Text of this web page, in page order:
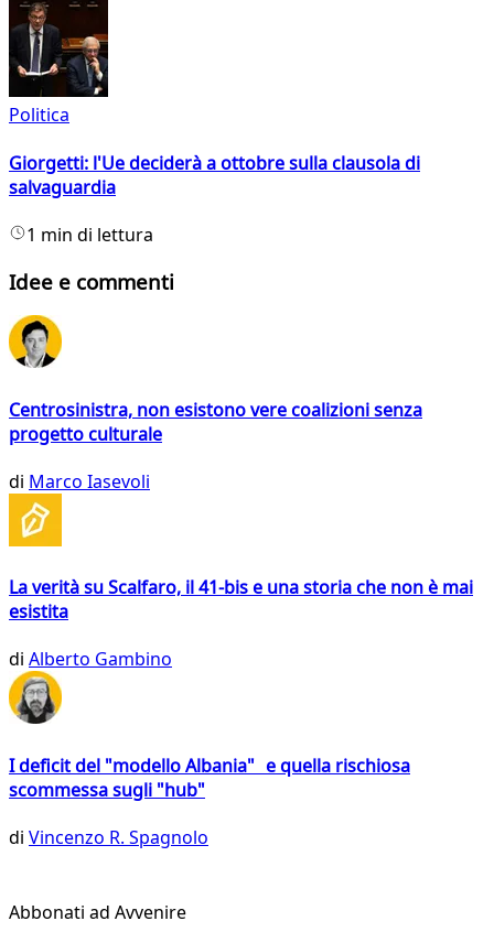
Politica
Giorgetti: l'Ue deciderà a ottobre sulla clausola di
salvaguardia
1 min di lettura
Idee e commenti
Centrosinistra, non esistono vere coalizioni senza
progetto culturale
di Marco Iasevoli
La verità su Scalfaro, il 41-bis e una storia che non è mai
esistita
di Alberto Gambino
I deficit del "modello Albania" e quella rischiosa
scommessa sugli "hub"
di Vincenzo R. Spagnolo
Abbonati ad Avvenire